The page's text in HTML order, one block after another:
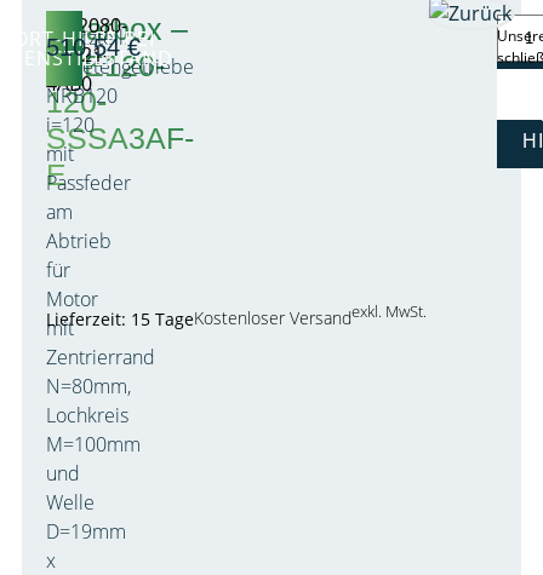
Gearbox –
PLE120-
120-
SSSA3AF-
E
1FY2080-
0RA21-
4AB0
Ersatzteil:
Planetengetriebe
NRB120
i=120
mit
Passfeder
am
Abtrieb
für
Motor
mit
Zentrierrand
N=80mm,
Lochkreis
M=100mm
und
Welle
D=19mm
x
HILFE BEI
510,54€
Lieferzeit: 15 TageKostenloser Versandexkl. MwSt.